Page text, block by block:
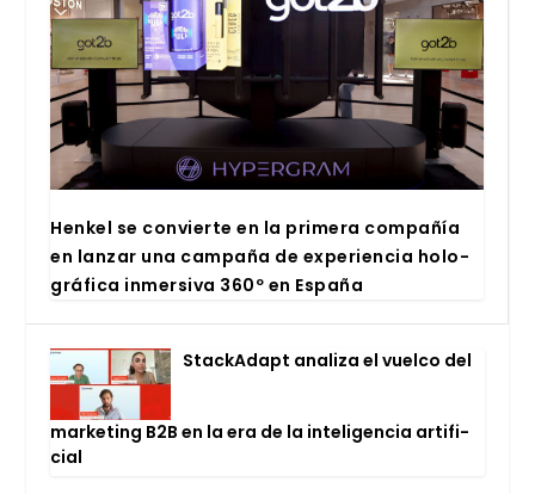
Hen­kel se con­vier­te en la pri­me­ra com­pa­ñía
en lan­zar una cam­pa­ña de expe­rien­cia holo­
grá­fi­ca inmer­si­va 360º en Espa­ña
Stac­kA­dapt ana­li­za el vuel­co del
mar­ke­ting B2B en la era de la inte­li­gen­cia arti­fi­
cial